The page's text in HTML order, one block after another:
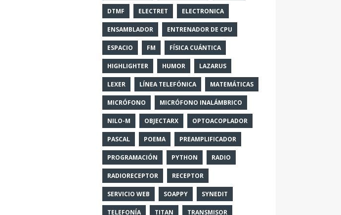
DTMF ELECTRET ELECTRONICA
ENSAMBLADOR ENTRENADOR DE CPU
ESPACIO FM FÍSICA CUÁNTICA
HIGHLIGHTER HUMOR LAZARUS
LEXER LÍNEA TELEFÓNICA MATEMÁTICAS
MICRÓFONO MICRÓFONO INALÁMBRICO
NILO-M OBJECTARX OPTOACOPLADOR
PASCAL POEMA PREAMPLIFICADOR
PROGRAMACIÓN PYTHON RADIO
RADIORECEPTOR RECEPTOR
SERVICIO WEB SOAPPY SYNEDIT
TELEFONÍA TITAN TRANSMISOR